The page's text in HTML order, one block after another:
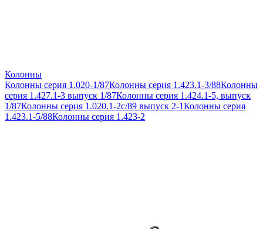
Колонны
Колонны серия 1.020-1/87Колонны серия 1.423.1-3/88Колонны
серия 1.427.1-3 выпуск 1/87Колонны серия 1.424.1-5, выпуск
1/87Колонны серия 1.020.1-2с/89 выпуск 2-1Колонны серия
1.423.1-5/88Колонны серия 1.423-2